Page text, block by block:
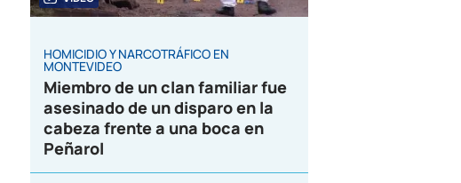
HOMICIDIO Y NARCOTRÁFICO EN
MONTEVIDEO
Miembro de un clan familiar fue
asesinado de un disparo en la
cabeza frente a una boca en
Peñarol